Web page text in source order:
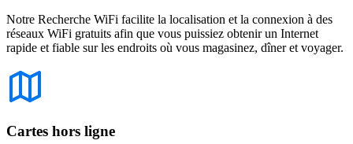
Notre Recherche WiFi facilite la localisation et la connexion à des
réseaux WiFi gratuits afin que vous puissiez obtenir un Internet
rapide et fiable sur les endroits où vous magasinez, dîner et voyager.
Cartes hors ligne